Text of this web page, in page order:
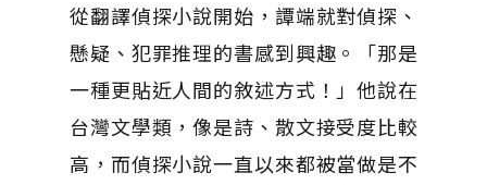
從翻譯偵探小說開始，譚端就對偵探、
懸疑、犯罪推理的書感到興趣。「那是
一種更貼近人間的敘述方式！」他說在
台灣文學類，像是詩、散文接受度比較
高，而偵探小說一直以來都被當做是不